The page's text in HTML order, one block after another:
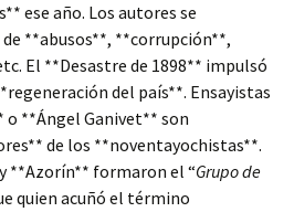
ese año. Los autores se
**abusos**, **corrupción**,
El **Desastre de 1898** impulsó
del país**. Ensayistas
**Ángel Ganivet** son
de los **noventayochistas**.
**Azorín** formaron el “Grupo de
quien acuñó el término